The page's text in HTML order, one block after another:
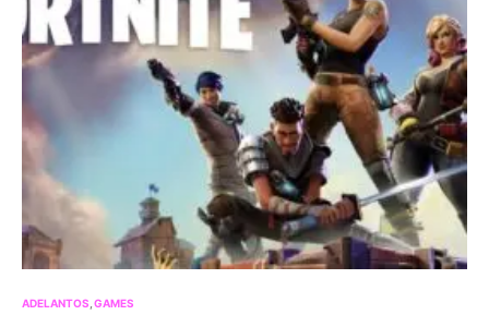
ADELANTOS GAMES